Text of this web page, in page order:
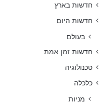
חדשות בארץ
חדשות היום
בעולם
חדשות זמן אמת
טכנולוגיה
כלכלה
מניות